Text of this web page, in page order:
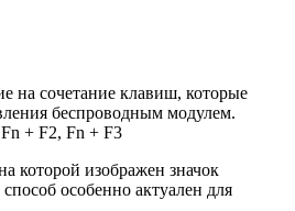
на сочетание клавиш, которые
беспроводным модулем.
+ F2, Fn + F3
которой изображен значок
особенно актуален для